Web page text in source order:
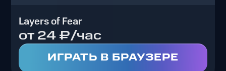
Layers of Fear
от 24 ₽/час
ИГРАТЬ В БРАУЗЕРЕ